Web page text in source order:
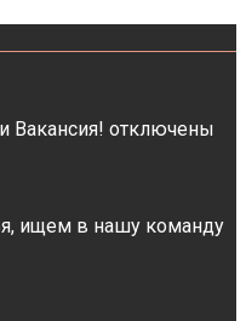
Вакансия! отключены
ищем в нашу команду